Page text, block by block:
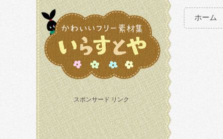
スポンサード リンク
ホーム